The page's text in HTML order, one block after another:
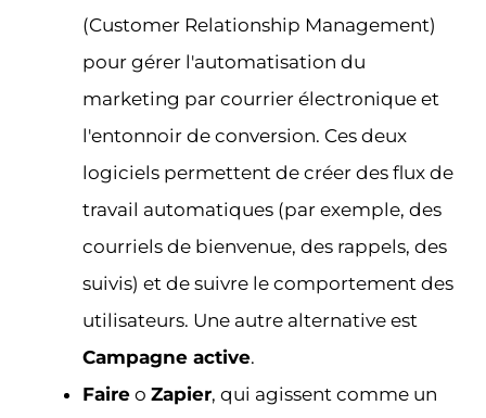
(Customer Relationship Management)
pour gérer l'automatisation du
marketing par courrier électronique et
l'entonnoir de conversion. Ces deux
logiciels permettent de créer des flux de
travail automatiques (par exemple, des
courriels de bienvenue, des rappels, des
suivis) et de suivre le comportement des
utilisateurs. Une autre alternative est
Campagne active.
Faire o Zapier, qui agissent comme un